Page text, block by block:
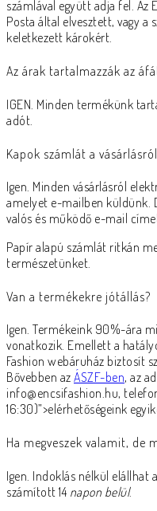
számlával együtt adja fel.
Posta által elvesztett, vagy
keletkezett károkért.
Az árak tartalmazzák az
IGEN. Minden termékünk
adót.
Kapok számlát a
Igen. Minden vásárlásról
amelyet e-mailben küldünk.
valós és működő e-mail
Papír alapú számlát ritkán
természetünket.
Van a termékekre jótállás?
Igen. Termékeink 90%-ára
vonatkozik. Emellett a
Fashion webáruház biztosít
Bővebben az ÁSZF-ben, az
info@encsifashion.hu,
16:30)”>elérhetőségeink
Ha megveszek valamit, de
Igen. Indoklás nélkül elállhat
számított 14 napon belül.